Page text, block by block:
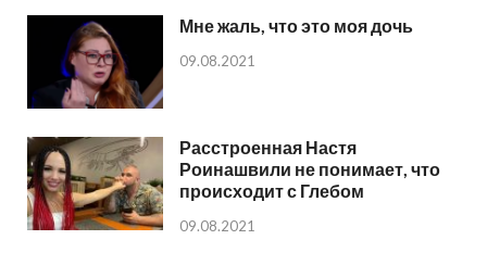
Мне жаль, что это моя дочь
09.08.2021
Расстроенная Настя
Роинашвили не понимает, что
происходит с Глебом
09.08.2021